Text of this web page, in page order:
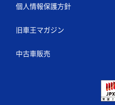
個人情報保護方針
旧車王マガジン
中古車販売